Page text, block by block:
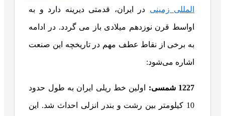
المللی زمینی در ایران، قدمتی دیرینه دارد و به
اواسط قرن نوزدهم میلادی باز می گردد. در ادامه
به برخی از نقاط عطف مهم در تاریخچه این صنعت
اشاره می‌شود:
1227 شمسی: اولین خط ریلی ایران به طول حدود
10 کیلومتر بین رشت و بندر انزلی احداث شد. این